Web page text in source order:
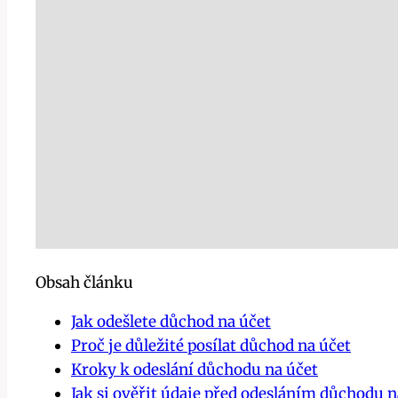
Obsah článku
Jak odešlete důchod na účet
Proč je důležité posílat důchod na účet
Kroky k odeslání důchodu na účet
Jak si ověřit údaje před odesláním důchodu